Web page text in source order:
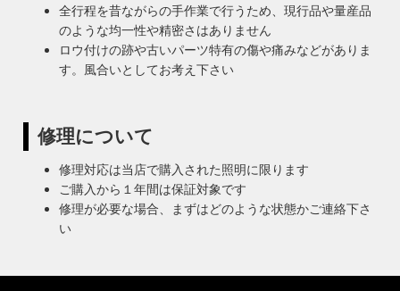
全行程を昔ながらの手作業で行うため、現行品や量産品
のような均一性や精密さはありません
ロウ付けの跡や古いパーツ特有の傷や痛みなどがありま
す。風合いとしてお考え下さい
修理について
修理対応は当店で購入された照明に限ります
ご購入から１年間は保証対象です
修理が必要な場合、まずはどのような状態かご連絡下さ
い